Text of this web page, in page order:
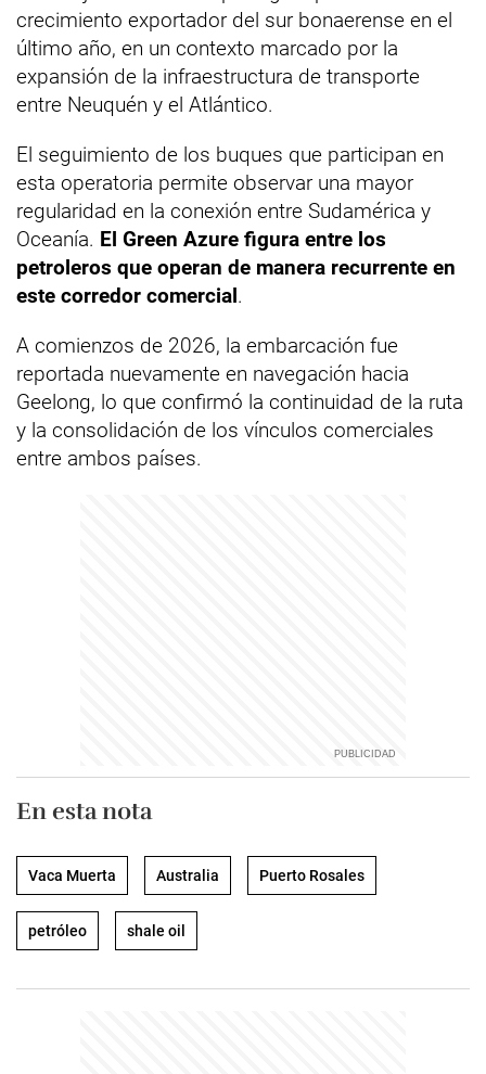
crecimiento exportador del sur bonaerense en el
último año, en un contexto marcado por la
expansión de la infraestructura de transporte
entre Neuquén y el Atlántico.
El seguimiento de los buques que participan en
esta operatoria permite observar una mayor
regularidad en la conexión entre Sudamérica y
Oceanía. El Green Azure figura entre los
petroleros que operan de manera recurrente en
este corredor comercial.
A comienzos de 2026, la embarcación fue
reportada nuevamente en navegación hacia
Geelong, lo que confirmó la continuidad de la ruta
y la consolidación de los vínculos comerciales
entre ambos países.
En esta nota
Vaca Muerta Australia Puerto Rosales
petróleo shale oil